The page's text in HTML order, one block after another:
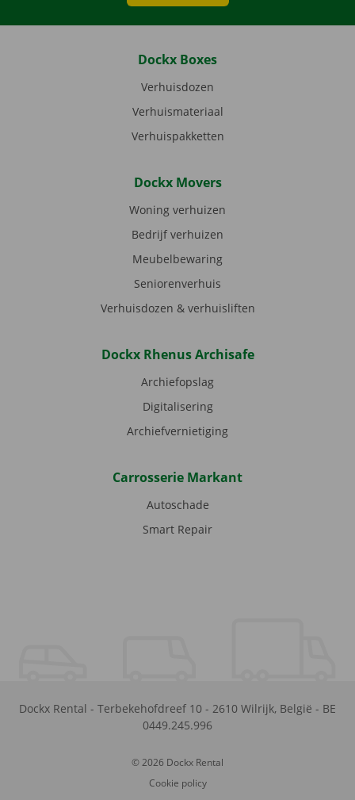
Dockx Boxes
Verhuisdozen
Verhuismateriaal
Verhuispakketten
Dockx Movers
Woning verhuizen
Bedrijf verhuizen
Meubelbewaring
Seniorenverhuis
Verhuisdozen & verhuisliften
Dockx Rhenus Archisafe
Archiefopslag
Digitalisering
Archiefvernietiging
Carrosserie Markant
Autoschade
Smart Repair
Dockx Rental - Terbekehofdreef 10 - 2610 Wilrijk, België - BE
0449.245.996
© 2026 Dockx Rental
Cookie policy